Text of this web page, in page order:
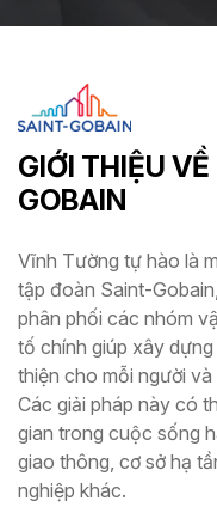
GIỚI THIỆU
GOBAIN
Vĩnh Tường tự hào là
tập đoàn Saint-
phân phối các nhóm
tố chính giúp xây
thiện cho mỗi người
Các giải pháp này có
gian trong cuộc sống
giao thông, cơ sở hạ
nghiệp khác.